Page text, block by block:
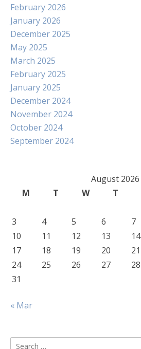
February 2026
January 2026
December 2025
May 2025
March 2025
February 2025
January 2025
December 2024
November 2024
October 2024
September 2024
August 2026
M
T W T
3
4 5 6 7
10
11 12 13 14
17
18 19 20 21
24
25 26 27 28
31
« Mar
Search